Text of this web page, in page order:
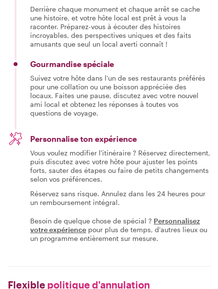
Derrière chaque monument et chaque arrêt se cache
une histoire, et votre hôte local est prêt à vous la
raconter. Préparez-vous à écouter des histoires
incroyables, des perspectives uniques et des faits
amusants que seul un local averti connaît !
Gourmandise spéciale
Suivez votre hôte dans l'un de ses restaurants préférés
pour une collation ou une boisson appréciée des
locaux. Faites une pause, discutez avec votre nouvel
ami local et obtenez les réponses à toutes vos
questions de voyage.
Personnalise ton expérience
Vous voulez modifier l'itinéraire ? Réservez directement,
puis discutez avec votre hôte pour ajuster les points
forts, sauter des étapes ou faire de petits changements
selon vos préférences.
Réservez sans risque. Annulez dans les 24 heures pour
un remboursement intégral.
Besoin de quelque chose de spécial ? Personnalisez
votre expérience pour plus de temps, d'autres lieux ou
un programme entièrement sur mesure.
Flexible politique d'annulation